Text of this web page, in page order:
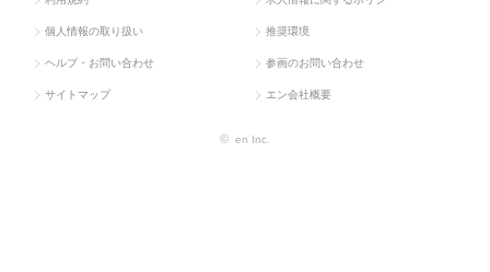
個人情報の取り扱い 推奨環境
ヘルプ・お問い合わせ 参画のお問い合わせ
サイトマップ エン会社概要
© en Inc.